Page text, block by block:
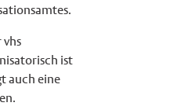
vhs
ist
auch eine